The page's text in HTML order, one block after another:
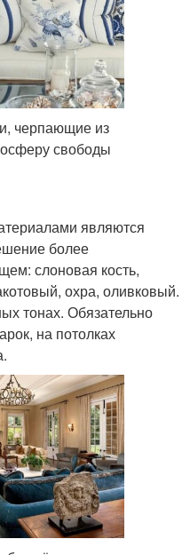
черпающие из
свободы
являются
более
слоновая кость,
охра, оливковый.
тонах. Обязательно
на потолках